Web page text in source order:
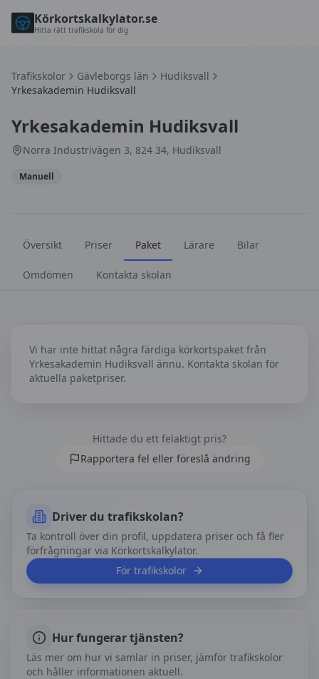
Körkortskalkylator.se
Hitta rätt trafikskola för dig
Trafikskolor Gävleborgs län
Hudiksvall
Yrkesakademin Hudiksvall
Yrkesakademin Hudiksvall
Norra Industrivägen 3, 824 34, Hudiksvall
Manuell
Översikt Priser Paket Lärare Bilar
Omdömen Kontakta skolan
Vi har inte hittat några färdiga körkortspaket från
Yrkesakademin Hudiksvall ännu. Kontakta skolan för
aktuella paketpriser.
Hittade du ett felaktigt pris?
Rapportera fel eller föreslå ändring
Driver du trafikskolan?
Ta kontroll över din profil, uppdatera priser och få fler
förfrågningar via Körkortskalkylator.
För trafikskolor
Hur fungerar tjänsten?
Läs mer om hur vi samlar in priser, jämför trafikskolor
och håller informationen aktuell.